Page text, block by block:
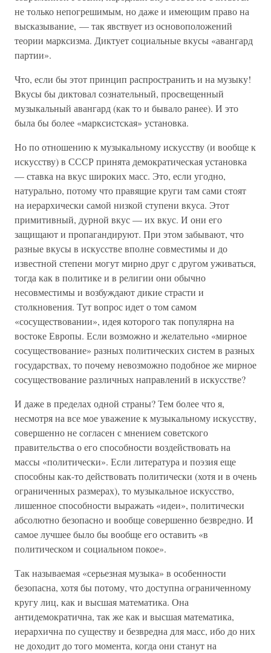
не только непогрешимым, но даже и имеющим право на
высказывание, — так явствует из основоположений
теории марксизма. Диктует социальные вкусы «авангард
партии».
Что, если бы этот принцип распространить и на музыку!
Вкусы бы диктовал сознательный, просвещенный
музыкальный авангард (как то и бывало ранее). И это
была бы более «марксистская» установка.
Но по отношению к музыкальному искусству (и вообще к
искусству) в СССР принята демократическая установка
— ставка на вкус широких масс. Это, если угодно,
натурально, потому что правящие круги там сами стоят
на иерархически самой низкой ступени вкуса. Этот
примитивный, дурной вкус — их вкус. И они его
защищают и пропагандируют. При этом забывают, что
разные вкусы в искусстве вполне совместимы и до
известной степени могут мирно друг с другом уживаться,
тогда как в политике и в религии они обычно
несовместимы и возбуждают дикие страсти и
столкновения. Тут вопрос идет о том самом
«сосуществовании», идея которого так популярна на
востоке Европы. Если возможно и желательно «мирное
сосуществование» разных политических систем в разных
государствах, то почему невозможно подобное же мирное
сосуществование различных направлений в искусстве?
И даже в пределах одной страны? Тем более что я,
несмотря на все мое уважение к музыкальному искусству,
совершенно не согласен с мнением советского
правительства о его способности воздействовать на
массы «политически». Если литература и поэзия еще
способны как-то действовать политически (хотя и в очень
ограниченных размерах), то музыкальное искусство,
лишенное способности выражать «идеи», политически
абсолютно безопасно и вообще совершенно безвредно. И
самое лучшее было бы вообще его оставить «в
политическом и социальном покое».
Так называемая «серьезная музыка» в особенности
безопасна, хотя бы потому, что доступна ограниченному
кругу лиц, как и высшая математика. Она
антидемократична, так же как и высшая математика,
иерархична по существу и безвредна для масс, ибо до них
не доходит до того момента, когда они станут на